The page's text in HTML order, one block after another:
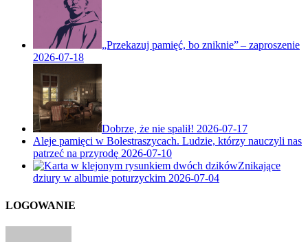
„Przekazuj pamięć, bo zniknie” – zaproszenie
2026-07-18
Dobrze, że nie spalił! 2026-07-17
Aleje pamięci w Bolestraszycach. Ludzie, którzy nauczyli nas
patrzeć na przyrodę 2026-07-10
Znikające
dziury w albumie poturzyckim 2026-07-04
LOGOWANIE